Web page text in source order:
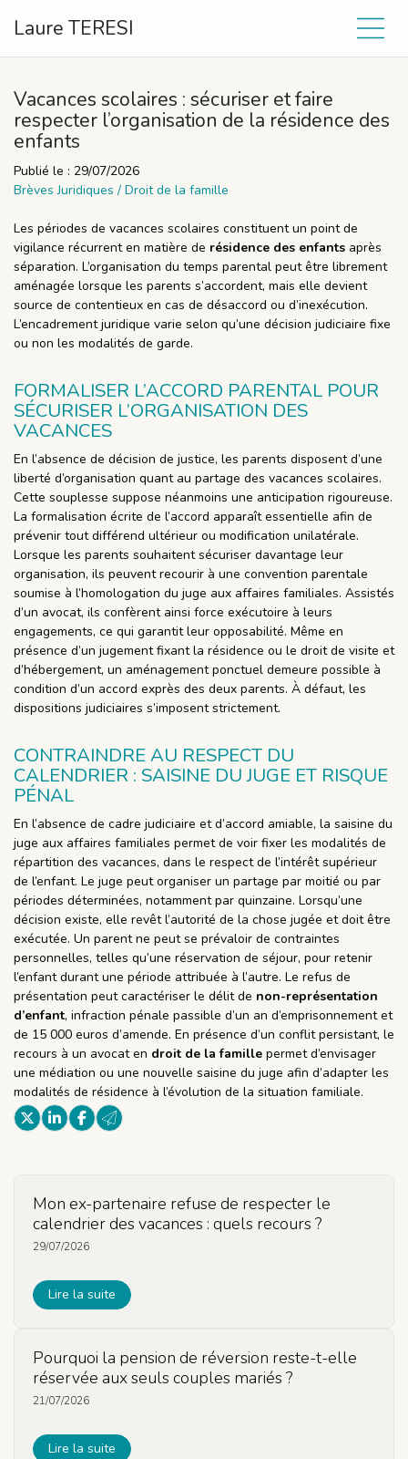
Laure TERESI
Vacances scolaires : sécuriser et faire
respecter l’organisation de la résidence des
enfants
Publié le : 29/07/2026
Brèves Juridiques / Droit de la famille
Les périodes de vacances scolaires constituent un point de
vigilance récurrent en matière de résidence des enfants après
séparation. L’organisation du temps parental peut être librement
aménagée lorsque les parents s’accordent, mais elle devient
source de contentieux en cas de désaccord ou d’inexécution.
L’encadrement juridique varie selon qu’une décision judiciaire fixe
ou non les modalités de garde.
FORMALISER L’ACCORD PARENTAL POUR
SÉCURISER L’ORGANISATION DES
VACANCES
En l’absence de décision de justice, les parents disposent d’une
liberté d’organisation quant au partage des vacances scolaires.
Cette souplesse suppose néanmoins une anticipation rigoureuse.
La formalisation écrite de l’accord apparaît essentielle afin de
prévenir tout différend ultérieur ou modification unilatérale.
Lorsque les parents souhaitent sécuriser davantage leur
organisation, ils peuvent recourir à une convention parentale
soumise à l’homologation du juge aux affaires familiales. Assistés
d’un avocat, ils confèrent ainsi force exécutoire à leurs
engagements, ce qui garantit leur opposabilité. Même en
présence d’un jugement fixant la résidence ou le droit de visite et
d’hébergement, un aménagement ponctuel demeure possible à
condition d’un accord exprès des deux parents. À défaut, les
dispositions judiciaires s’imposent strictement.
CONTRAINDRE AU RESPECT DU
CALENDRIER : SAISINE DU JUGE ET RISQUE
PÉNAL
En l’absence de cadre judiciaire et d’accord amiable, la saisine du
juge aux affaires familiales permet de voir fixer les modalités de
répartition des vacances, dans le respect de l’intérêt supérieur
de l’enfant. Le juge peut organiser un partage par moitié ou par
périodes déterminées, notamment par quinzaine. Lorsqu’une
décision existe, elle revêt l’autorité de la chose jugée et doit être
exécutée. Un parent ne peut se prévaloir de contraintes
personnelles, telles qu’une réservation de séjour, pour retenir
l’enfant durant une période attribuée à l’autre. Le refus de
présentation peut caractériser le délit de non-représentation
d’enfant, infraction pénale passible d’un an d’emprisonnement et
de 15 000 euros d’amende. En présence d’un conflit persistant, le
recours à un avocat en droit de la famille permet d’envisager
une médiation ou une nouvelle saisine du juge afin d’adapter les
modalités de résidence à l’évolution de la situation familiale.
Mon ex-partenaire refuse de respecter le
calendrier des vacances : quels recours ?
29/07/2026
Lire la suite
Pourquoi la pension de réversion reste-t-elle
réservée aux seuls couples mariés ?
21/07/2026
Lire la suite